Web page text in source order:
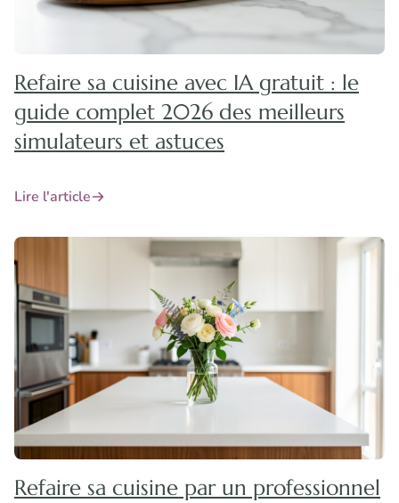
Refaire sa cuisine avec IA gratuit : le
guide complet 2026 des meilleurs
simulateurs et astuces
Lire l'article
Refaire sa cuisine par un professionnel